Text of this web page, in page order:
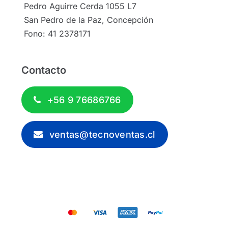
Pedro Aguirre Cerda 1055 L7
San Pedro de la Paz, Concepción
Fono: 41 2378171
Contacto
+56 9 76686766
ventas@tecnoventas.cl